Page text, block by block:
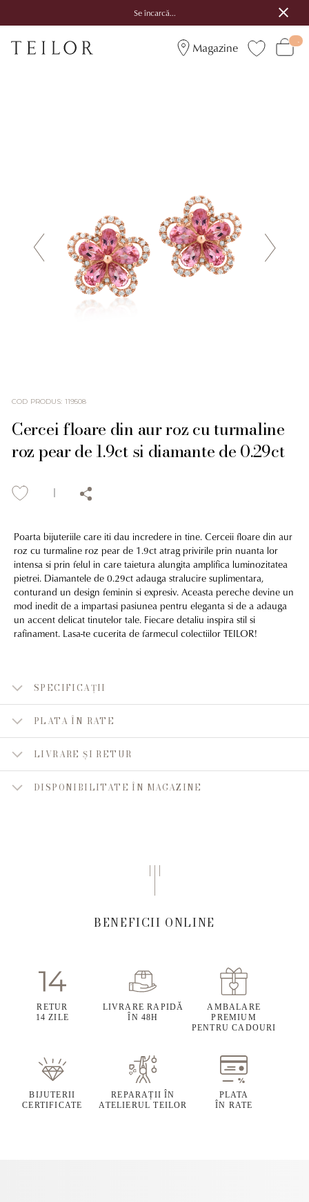
Se încarcă...
Magazine
COD PRODUS: 119508
Cercei floare din aur roz cu turmaline
roz pear de 1.9ct si diamante de 0.29ct
Poarta bijuteriile care iti dau incredere in tine. Cerceii floare din aur
roz cu turmaline roz pear de 1.9ct atrag privirile prin nuanta lor
intensa si prin felul in care taietura alungita amplifica luminozitatea
pietrei. Diamantele de 0.29ct adauga stralucire suplimentara,
conturand un design feminin si expresiv. Aceasta pereche devine un
mod inedit de a impartasi pasiunea pentru eleganta si de a adauga
un accent delicat tinutelor tale. Fiecare detaliu inspira stil si
rafinament. Lasa-te cucerita de farmecul colectiilor TEILOR!
SPECIFICAȚII
PLATA ÎN RATE
LIVRARE ȘI RETUR
DISPONIBILITATE ÎN MAGAZINE
BENEFICII ONLINE
RETUR
14 ZILE
LIVRARE RAPIDĂ
ÎN 48H
AMBALARE
PREMIUM
PENTRU CADOURI
BIJUTERII
CERTIFICATE
REPARAȚII ÎN
ATELIERUL TEILOR
PLATA
ÎN RATE